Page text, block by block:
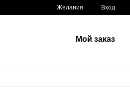
Желания Вход
Мой заказ